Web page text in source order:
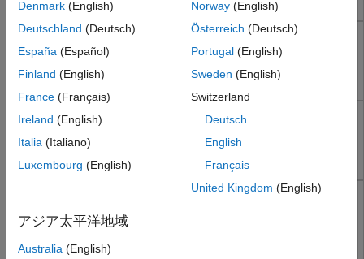
アプリケーションのデプロイ
検証、妥当性確認、テスト
クラウド機能
用途
AI および統計
数学および最適化
信号処理
Audio Toolbox
Wavelet Toolbox
systems
Wavelet Toolbox
信号とイメージの時間-周波数解析およびウェーブレット解
析を実行する
Design digital signal processing applications for FPGAs,
Denmark (English)
Deutschland (Deutsch)
España (Español)
Finland (English)
France (Français)
Ireland (English)
Italia (Italiano)
Luxembourg (English)
Norway(English)
Österreich (Deutsch)
Portugal(English)
Sweden (English)
Switzerland
Deutsch
English
Français
United Kingdom (English)
アジア太平洋地域
Australia (English)